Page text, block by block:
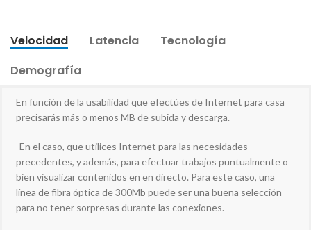
Velocidad Latencia
Tecnología
Demografía
En función de la usabilidad que efectúes de Internet para casa
precisarás más o menos MB de subida y descarga.
-En el caso, que utilices Internet para las necesidades
precedentes, y además, para efectuar trabajos puntualmente o
bien visualizar contenidos en en directo. Para este caso, una
línea de fibra óptica de 300Mb puede ser una buena selección
para no tener sorpresas durante las conexiones.